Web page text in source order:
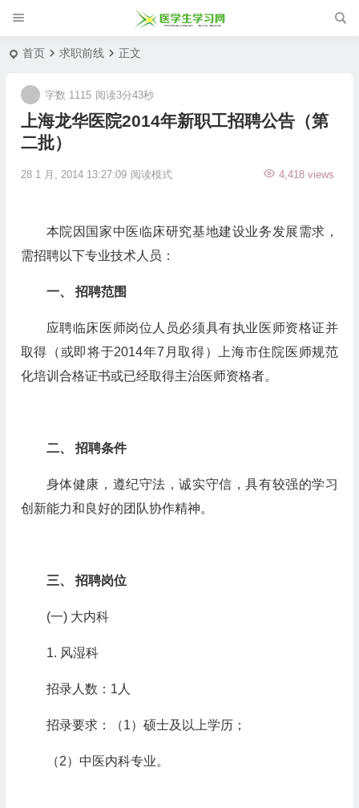
首页 求职前线 正文
上海龙华医院2014年新职工招聘公告（第
二批）
28 1 月, 2014 13:27:09 4,418 views
字数 1115 阅读3分43秒
阅读模式
本院因国家中医临床研究基地建设业务发展需求，
需招聘以下专业技术人员：
一、 招聘范围
应聘临床医师岗位人员必须具有执业医师资格证并
取得（或即将于2014年7 月取得）上海市住院医师规范
化培训合格证书或已经取得主治医师资格者。
二、 招聘条件
身体健康，遵纪守法，诚实守信，具有较强的学习
创新能力和良好的团队协作精神。
三、 招聘岗位
(一) 大内科
1. 风湿科
招录人数： 1 人
招录要求：（1）硕士及以上学历；
（2）中医内科专业。